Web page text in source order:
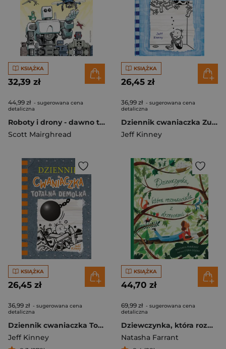
KSIĄŻKA
32,39 zł
44,99 zł - sugerowana cena
detaliczna
Roboty i drony - dawno temu, teraz i w przyszłości
Scott Mairghread
KSIĄŻKA
26,45 zł
36,99 zł - sugerowana cena
detaliczna
Dziennik cwaniaczka Zupełne dno
Jeff Kinney
KSIĄŻKA
26,45 zł
36,99 zł - sugerowana cena
detaliczna
Dziennik cwaniaczka Totalna demolka
Jeff Kinney
KSIĄŻKA
44,70 zł
69,99 zł - sugerowana cena
detaliczna
Dziewczynka, która rozmawiała z drzewami
Natasha Farrant